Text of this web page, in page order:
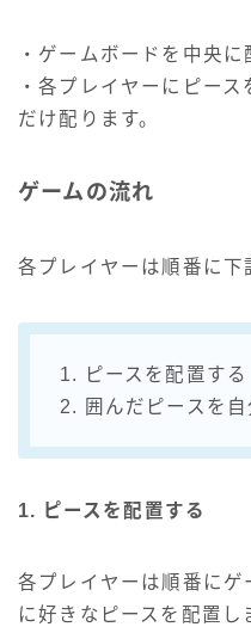
・ゲームボードを中央に
・各プレイヤーにピー
だけ配ります。
ゲームの流れ
各プレイヤーは順番に下
1. ピースを配置する
2. 囲んだピースを
1. ピースを配置する
各プレイヤーは順番にゲ
に好きなピースを配置し